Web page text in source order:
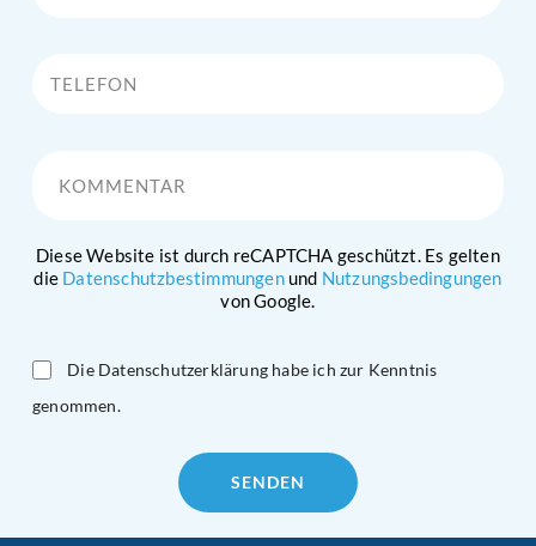
Diese Website ist durch reCAPTCHA geschützt. Es gelten
die Datenschutzbestimmungenund Nutzungsbedingungen
von Google.
Die Datenschutzerklärung habe ich zur Kenntnis
genommen.
empty.